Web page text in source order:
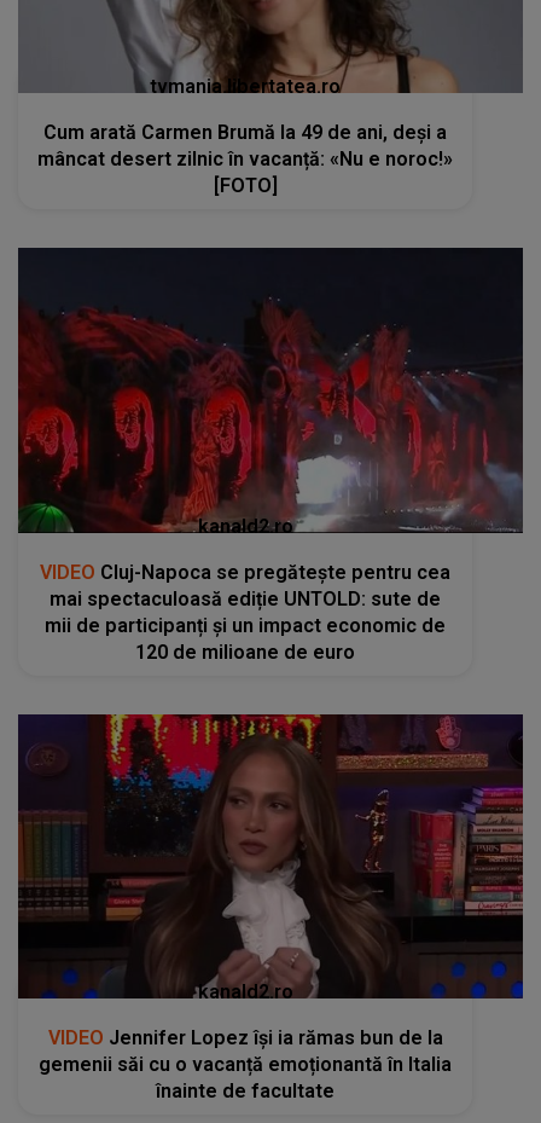
tvmania.libertatea.ro
Cum arată Carmen Brumă la 49 de ani, deși a
mâncat desert zilnic în vacanță: «Nu e noroc!»
[FOTO]
kanald2.ro
VIDEO Cluj-Napoca se pregătește pentru cea
mai spectaculoasă ediție UNTOLD: sute de
mii de participanți și un impact economic de
120 de milioane de euro
kanald2.ro
VIDEO Jennifer Lopez își ia rămas bun de la
gemenii săi cu o vacanță emoționantă în Italia
înainte de facultate